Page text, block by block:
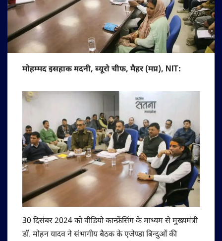
मोहम्मद इसहाक मदनी, ब्यूरो चीफ, मैहर (मप्र), NIT:
30 दिसंबर 2024 को वीडियो कान्फ्रेंसिंग के माध्यम से मुख्यमंत्री
डॉ. मोहन यादव ने संभागीय बैठक के एजेण्डा बिन्दुओं की